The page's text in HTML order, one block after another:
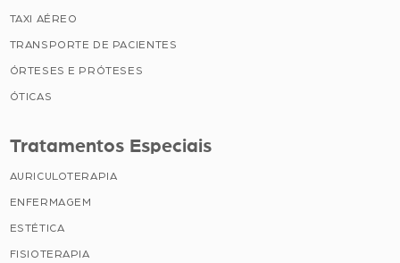
TAXI AÉREO
TRANSPORTE DE PACIENTES
ÓRTESES E PRÓTESES
ÓTICAS
Tratamentos Especiais
AURICULOTERAPIA
ENFERMAGEM
ESTÉTICA
FISIOTERAPIA